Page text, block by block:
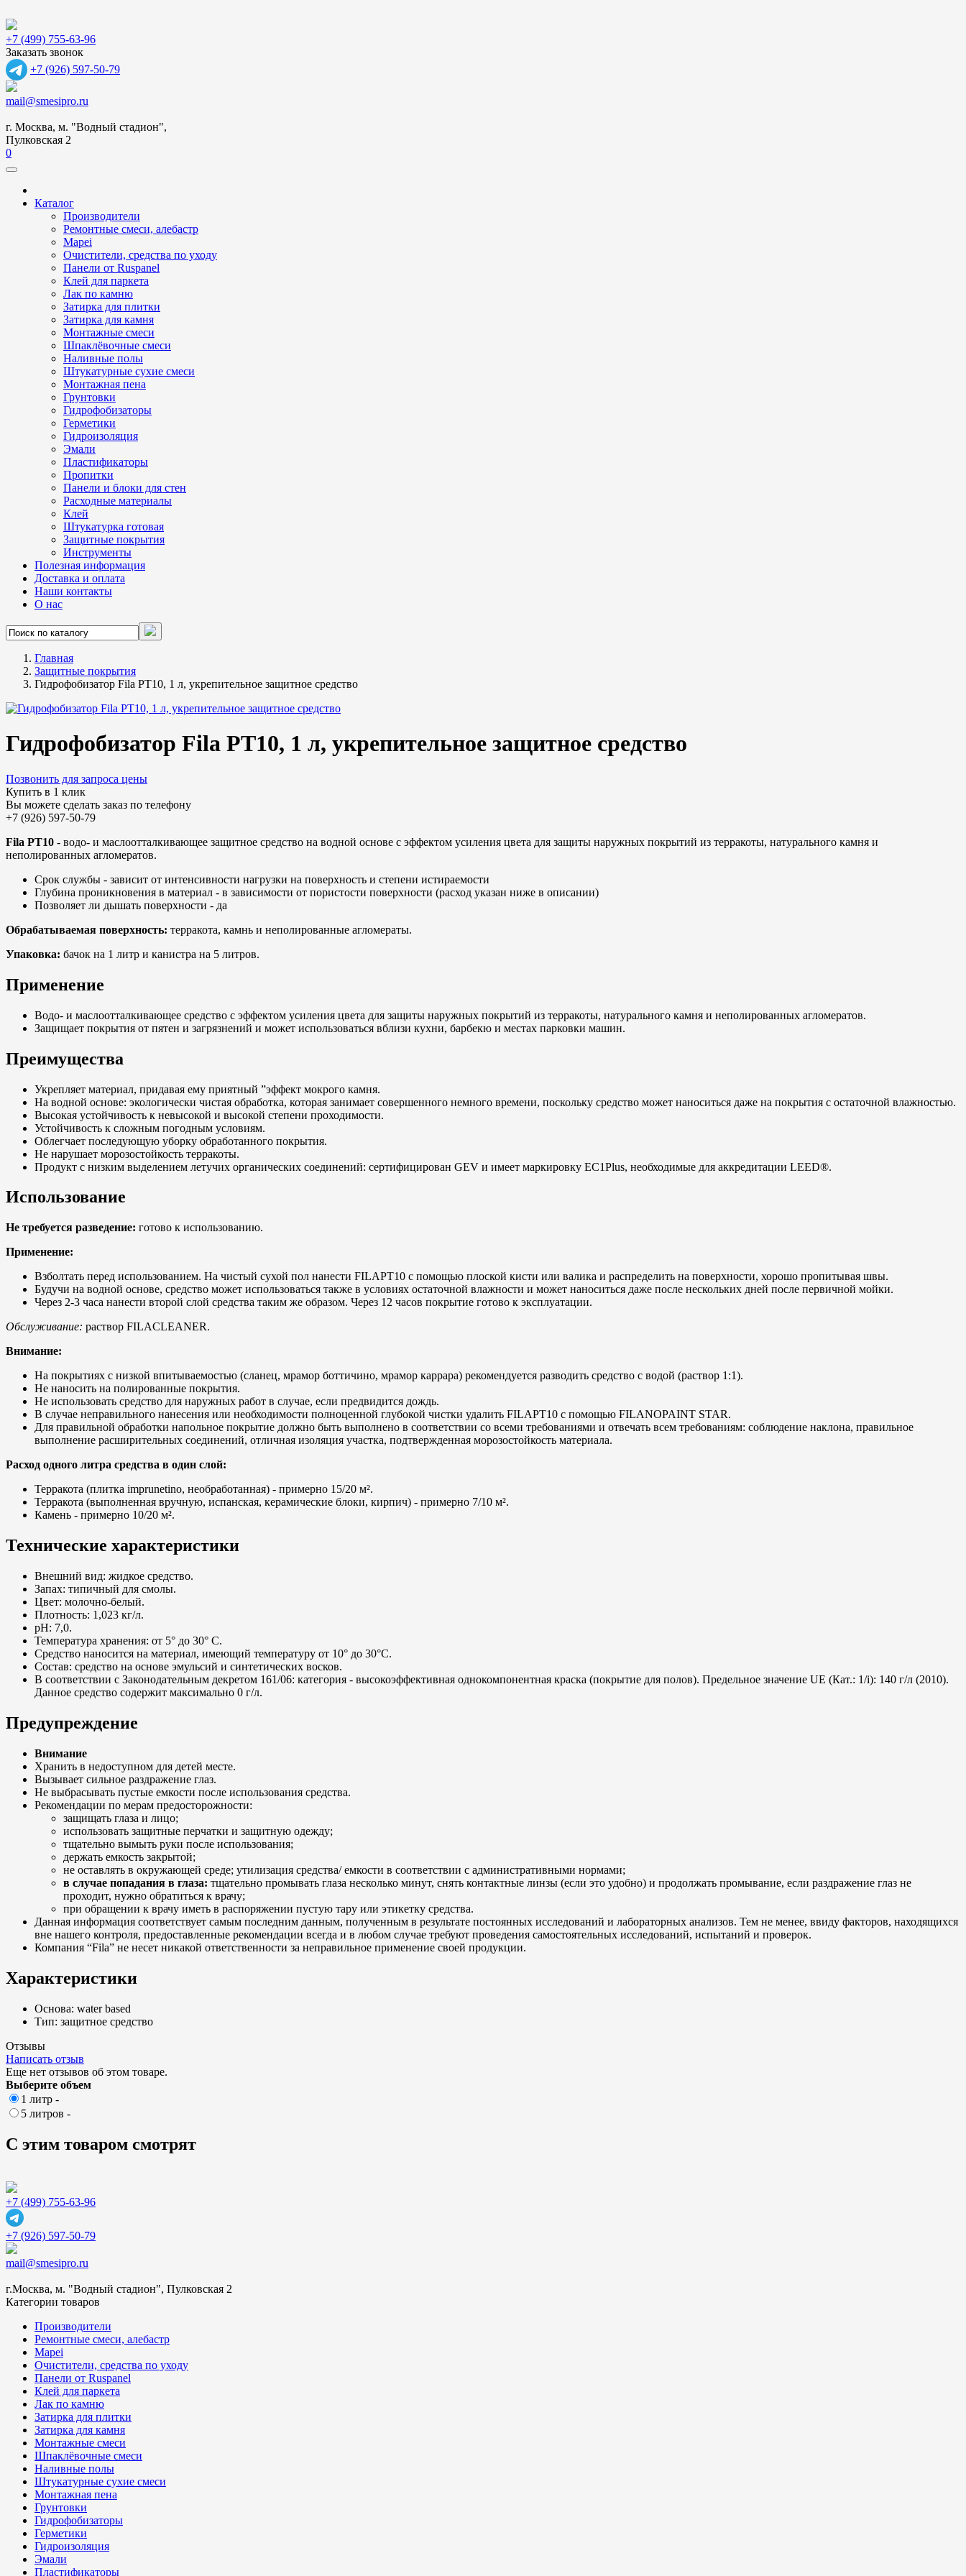
+7 (499) 755-63-96
Заказать звонок
+7 (926) 597-50-79
mail@smesipro.ru
г. Москва, м. "Водный стадион",
Пулковская 2
0
Каталог
Производители
Ремонтные смеси, алебастр
Mapei
Очистители, средства по уходу
Панели от Ruspanel
Клей для паркета
Лак по камню
Затирка для плитки
Затирка для камня
Монтажные смеси
Шпаклёвочные смеси
Наливные полы
Штукатурные сухие смеси
Монтажная пена
Грунтовки
Гидрофобизаторы
Герметики
Гидроизоляция
Эмали
Пластификаторы
Пропитки
Панели и блоки для стен
Расходные материалы
Клей
Штукатурка готовая
Защитные покрытия
Инструменты
Полезная информация
Доставка и оплата
Наши контакты
О нас
Главная
Защитные покрытия
Гидрофобизатор Fila PT10, 1 л, укрепительное защитное средство
Гидрофобизатор Fila PT10, 1 л, укрепительное защитное средство
Позвонить для запроса цены
Купить в 1 клик
Вы можете сделать заказ по телефону
+7 (926) 597-50-79
Fila PT10 - водо- и маслоотталкивающее защитное средство на водной основе с эффектом усиления цвета для защиты наружных покрытий из терракоты, натурального камня и
неполированных агломератов.
Срок службы - зависит от интенсивности нагрузки на поверхность и степени истираемости
Глубина проникновения в материал - в зависимости от пористости поверхности (расход указан ниже в описании)
Позволяет ли дышать поверхности - да
Обрабатываемая поверхность: терракота, камнь и неполированные агломераты.
Упаковка: бачок на 1 литр и канистра на 5 литров.
Применение
Водо- и маслоотталкивающее средство с эффектом усиления цвета для защиты наружных покрытий из терракоты, натурального камня и неполированных агломератов.
Защищает покрытия от пятен и загрязнений и может использоваться вблизи кухни, барбекю и местах парковки машин.
Преимущества
Укрепляет материал, придавая ему приятный ”эффект мокрого камня.
На водной основе: экологически чистая обработка, которая занимает совершенного немного времени, поскольку средство может наноситься даже на покрытия с остаточной влажностью.
Высокая устойчивость к невысокой и высокой степени проходимости.
Устойчивость к сложным погодным условиям.
Облегчает последующую уборку обработанного покрытия.
Не нарушает морозостойкость терракоты.
Продукт с низким выделением летучих органических соединений: сертифицирован GEV и имеет маркировку EC1Plus, необходимые для аккредитации LEED®.
Использование
Не требуется разведение: готово к использованию.
Применение:
Взболтать перед использованием. На чистый сухой пол нанести FILAPT10 с помощью плоской кисти или валика и распределить на поверхности, хорошо пропитывая швы.
Будучи на водной основе, средство может использоваться также в условиях остаточной влажности и может наноситься даже после нескольких дней после первичной мойки.
Через 2-3 часа нанести второй слой средства таким же образом. Через 12 часов покрытие готово к эксплуатации.
Обслуживание: раствор FILACLEANER.
Внимание:
На покрытиях с низкой впитываемостью (сланец, мрамор боттичино, мрамор каррара) рекомендуется разводить средство с водой (раствор 1:1).
Не наносить на полированные покрытия.
Не использовать средство для наружных работ в случае, если предвидится дождь.
В случае неправильного нанесения или необходимости полноценной глубокой чистки удалить FILAPT10 с помощью FILANOPAINT STAR.
Для правильной обработки напольное покрытие должно быть выполнено в соответствии со всеми требованиями и отвечать всем требованиям: соблюдение наклона, правильное
выполнение расширительных соединений, отличная изоляция участка, подтвержденная морозостойкость материала.
Расход одного литра средства в один слой:
Терракота (плитка imprunetino, необработанная) - примерно 15/20 м².
Терракота (выполненная вручную, испанская, керамические блоки, кирпич) - примерно 7/10 м².
Камень - примерно 10/20 м².
Технические характеристики
Внешний вид: жидкое средство.
Запах: типичный для смолы.
Цвет: молочно-белый.
Плотность: 1,023 кг/л.
pH: 7,0.
Температура хранения: от 5° до 30° C.
Средство наносится на материал, имеющий температуру от 10° до 30°C.
Состав: средство на основе эмульсий и синтетических восков.
В соответствии с Законодательным декретом 161/06: категория - высокоэффективная однокомпонентная краска (покрытие для полов). Предельное значение UE (Кат.: 1/i): 140 г/л (2010).
Данное средство содержит максимально 0 г/л.
Предупреждение
Внимание
Хранить в недоступном для детей месте.
Вызывает сильное раздражение глаз.
Не выбрасывать пустые емкости после использования средства.
Рекомендации по мерам предосторожности:
защищать глаза и лицо;
использовать защитные перчатки и защитную одежду;
тщательно вымыть руки после использования;
держать емкость закрытой;
не оставлять в окружающей среде; утилизация средства/ емкости в соответствии с административными нормами;
в случае попадания в глаза: тщательно промывать глаза несколько минут, снять контактные линзы (если это удобно) и продолжать промывание, еcли раздражение глаз не
проходит, нужно обратиться к врачу;
при обращении к врачу иметь в распоряжении пустую тару или этикетку средства.
Данная информация соответствует самым последним данным, полученным в результате постоянных исследований и лабораторных анализов. Тем не менее, ввиду факторов, находящихся
вне нашего контроля, предоставленные рекомендации всегда и в любом случае требуют проведения самостоятельных исследований, испытаний и проверок.
Компания “Fila” не несет никакой ответственности за неправильное применение своей продукции.
Характеристики
Основа: water based
Тип: защитное средство
Отзывы
Написать отзыв
Еще нет отзывов об этом товаре.
Выберите объем
1 литр -
5 литров -
С этим товаром смотрят
+7 (499) 755-63-96
+7 (926) 597-50-79
mail@smesipro.ru
г.Москва, м. "Водный стадион", Пулковская 2
Категории товаров
Производители
Ремонтные смеси, алебастр
Mapei
Очистители, средства по уходу
Панели от Ruspanel
Клей для паркета
Лак по камню
Затирка для плитки
Затирка для камня
Монтажные смеси
Шпаклёвочные смеси
Наливные полы
Штукатурные сухие смеси
Монтажная пена
Грунтовки
Гидрофобизаторы
Герметики
Гидроизоляция
Эмали
Пластификаторы